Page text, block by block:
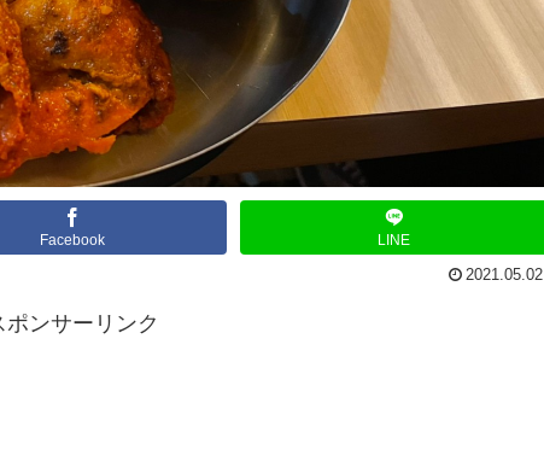
Facebook LINE
2021.05.02
ポンサーリンク